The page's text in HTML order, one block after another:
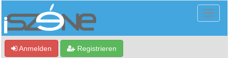
Anmelden Registrieren